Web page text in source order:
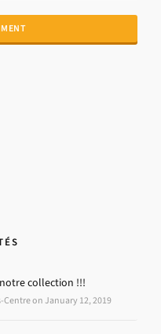
collection !!!
on January 12, 2019